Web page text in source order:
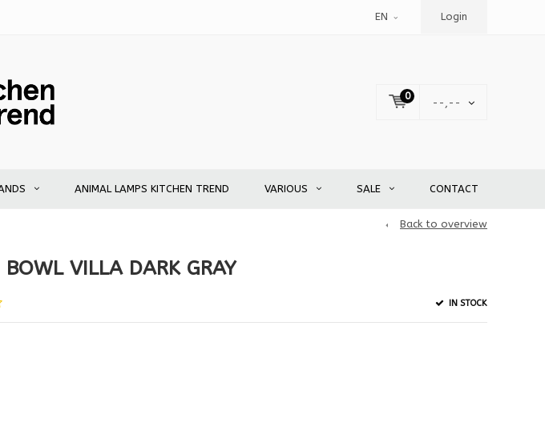
EN Login
0
--,--
ANIMAL LAMPS KITCHEN TREND VARIOUS SALE CONTACT
Back to overview
VILLA DARK GRAY
IN STOCK